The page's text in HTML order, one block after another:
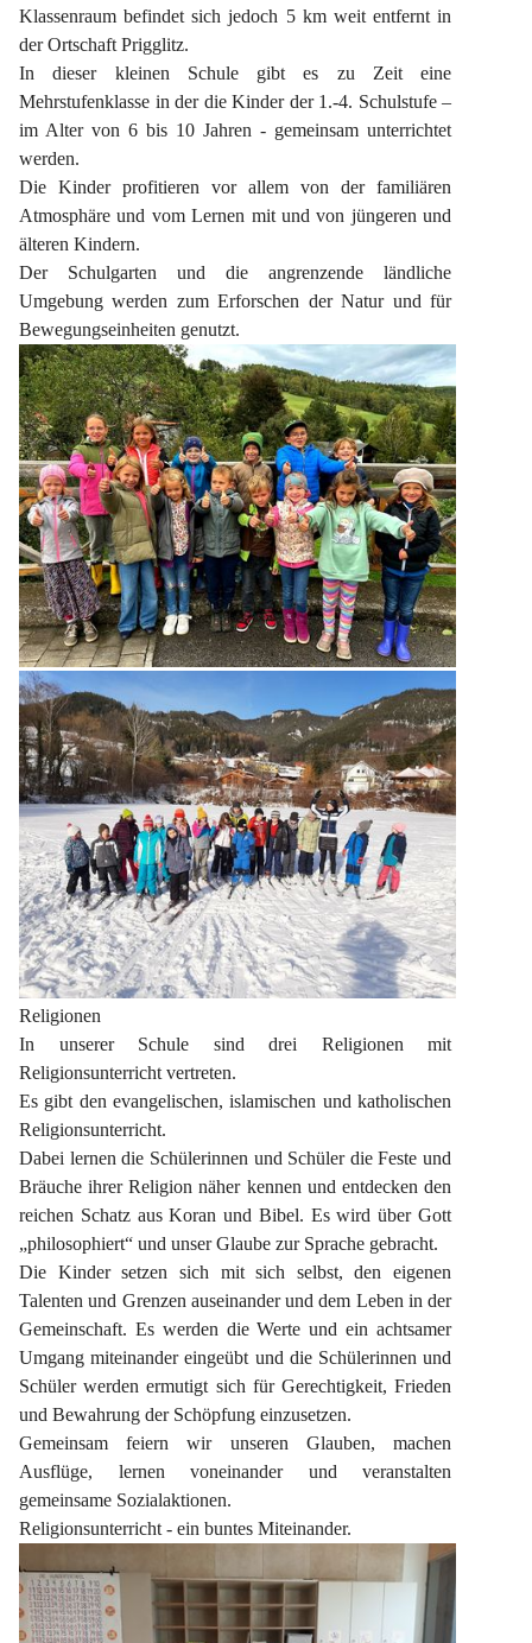
Klassenraum befindet sich jedoch 5 km weit entfernt in
der Ortschaft Prigglitz.
In dieser kleinen Schule gibt es zu Zeit eine
Mehrstufenklasse in der die Kinder der 1.-4. Schulstufe –
im Alter von 6 bis 10 Jahren - gemeinsam unterrichtet
werden.
Die Kinder profitieren vor allem von der familiären
Atmosphäre und vom Lernen mit und von jüngeren und
älteren Kindern.
Der Schulgarten und die angrenzende ländliche
Umgebung werden zum Erforschen der Natur und für
Bewegungseinheiten genutzt.
Religionen
In unserer Schule sind drei Religionen mit
Religionsunterricht vertreten.
Es gibt den evangelischen, islamischen und katholischen
Religionsunterricht.
Dabei lernen die Schülerinnen und Schüler die Feste und
Bräuche ihrer Religion näher kennen und entdecken den
reichen Schatz aus Koran und Bibel. Es wird über Gott
„philosophiert“ und unser Glaube zur Sprache gebracht.
Die Kinder setzen sich mit sich selbst, den eigenen
Talenten und Grenzen auseinander und dem Leben in der
Gemeinschaft. Es werden die Werte und ein achtsamer
Umgang miteinander eingeübt und die Schülerinnen und
Schüler werden ermutigt sich für Gerechtigkeit, Frieden
und Bewahrung der Schöpfung einzusetzen.
Gemeinsam feiern wir unseren Glauben, machen
Ausflüge, lernen voneinander und veranstalten
gemeinsame Sozialaktionen.
Religionsunterricht - ein buntes Miteinander.